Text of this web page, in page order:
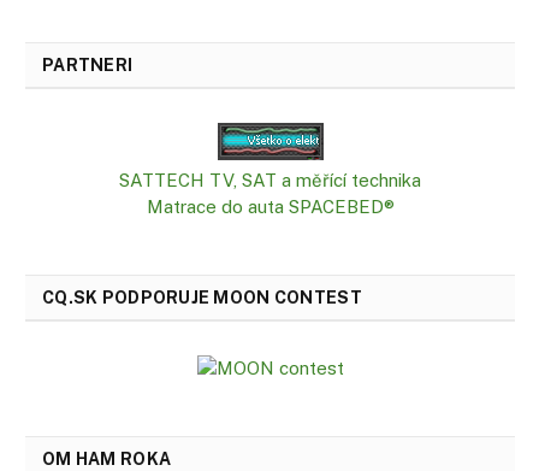
PARTNERI
SATTECH TV, SAT a měřící technika
Matrace do auta SPACEBED®
CQ.SK PODPORUJE MOON CONTEST
OM HAM ROKA